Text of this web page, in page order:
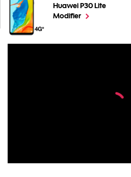
Huawei P30 Lite
Comment libérer de
Modifierle téléphone